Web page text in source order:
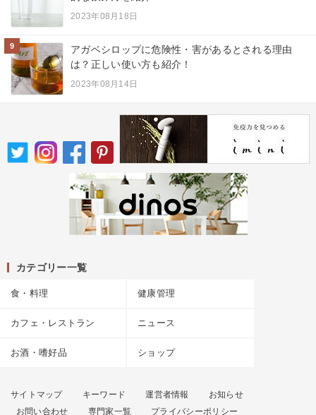
2023年08月18日
9
アガベシロップに危険性・害があるとされる理由
は？正しい使い方も紹介！
2023年08月14日
カテゴリー一覧
食・料理 健康管理
カフェ・レストラン ニュース
お酒・嗜好品 ショップ
サイトマップ キーワード 運営者情報
お知らせ
お問い合わせ
専門家一覧 プライバシーポリシー